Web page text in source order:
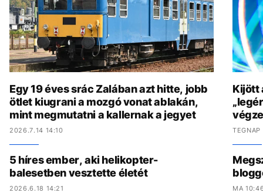
Egy 19 éves srác Zalában azt hitte, jobb
ötlet kiugrani a mozgó vonat ablakán,
mint megmutatni a kallernak a jegyet
2026.7.14 14:10
5 híres ember, aki helikopter-
balesetben vesztette életét
2026.6.18 14:21
Kijött
MA